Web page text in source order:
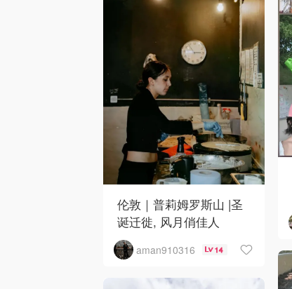
伦敦｜普莉姆罗斯山 |圣
诞迁徙, 风月俏佳人
aman910316 14